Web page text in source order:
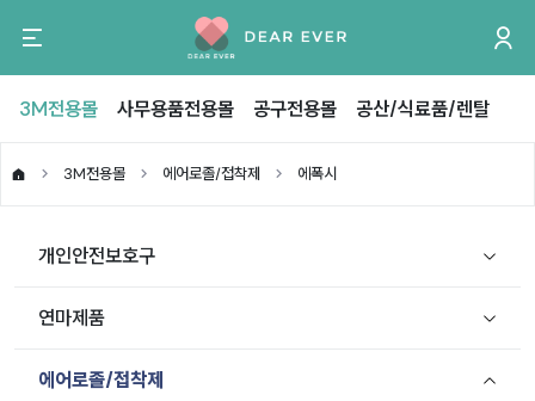
3M전용몰 사무용품전용몰 공구전용몰 공산/식료품/렌탈
3M전용몰 에어로졸/접착제 에폭시
개인안전보호구
연마제품
에어로졸/접착제